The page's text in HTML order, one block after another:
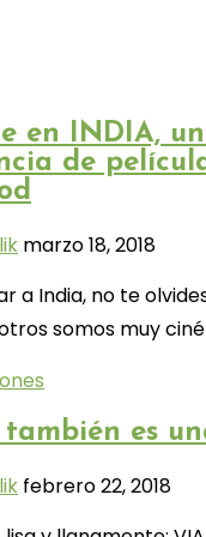
en INDIA,
de
marzo 18, 2018
a India, no te
somos muy
también es
febrero 22, 2018